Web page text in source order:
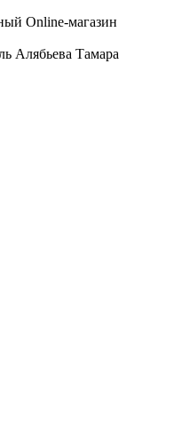
Online-магазин
Алябьева Тамара